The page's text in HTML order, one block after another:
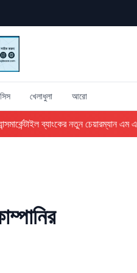
খেলাধুলা আরো
ব্যাংকের নতুন চেয়ারম্যান এম এ